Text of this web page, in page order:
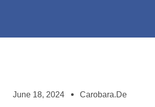
June 18, 2024 Carobara.de